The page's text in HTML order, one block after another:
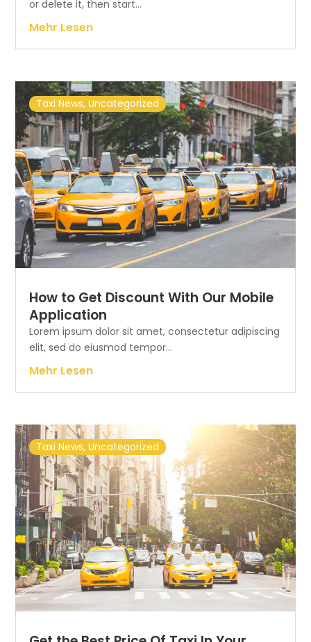
or delete it, then start...
Mehr Lesen
How to Get Discount With Our Mobile
Application
Taxi News,Uncategorized
Lorem ipsum dolor sit amet, consectetur adipiscing
elit, sed do eiusmod tempor...
Mehr Lesen
Taxi News,Uncategorized